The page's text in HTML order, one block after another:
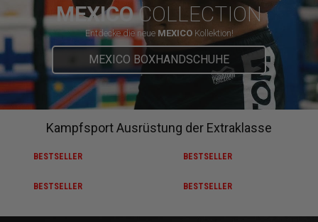
MEXICOCOLLECTION
Entdecke die neue MEXICO Kollektion!
MEXICO BOXHANDSCHUHE
Kampfsport Ausrüstung der Extraklasse
BESTSELLER BESTSELLER
BESTSELLER BESTSELLER